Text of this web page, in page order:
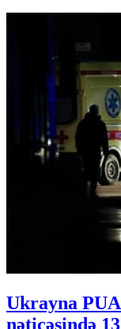
Ukrayna
nəticəsində